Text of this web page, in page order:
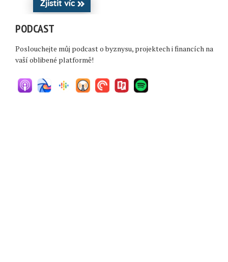
PODCAST
Poslouchejte můj podcast o byznysu, projektech i financích na
vaší oblibené platformě!